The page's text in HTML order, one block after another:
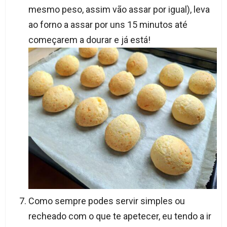
mesmo peso, assim vão assar por igual), leva
ao forno a assar por uns 15 minutos até
começarem a dourar e já está!
Como sempre podes servir simples ou
recheado com o que te apetecer, eu tendo a ir